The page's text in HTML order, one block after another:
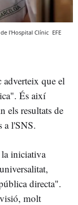
l'Hospital Clínic EFE
adverteix que el
És així
els resultats de
a l'SNS.
la iniciativa
directa".
molt